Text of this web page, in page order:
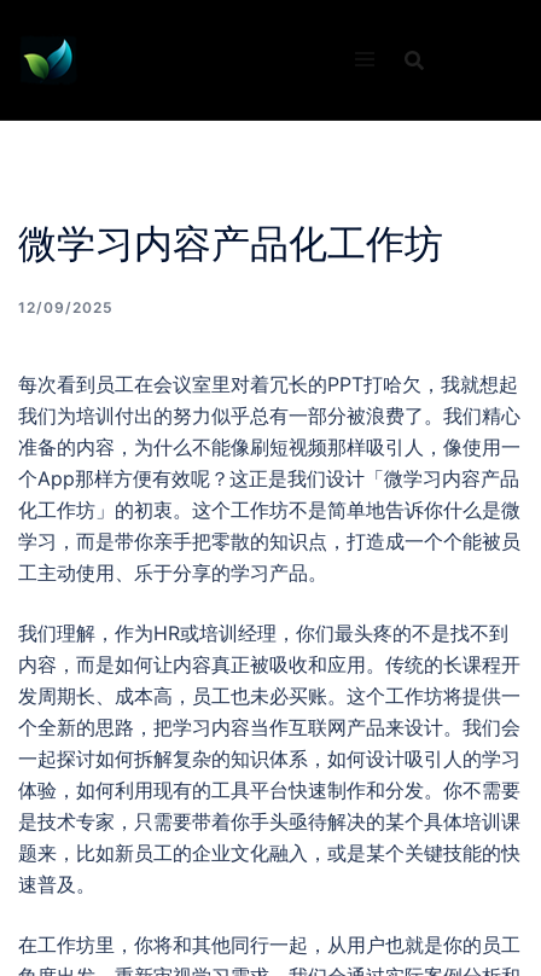
content
微学习内容产品化工作坊
12/09/2025
每次看到员工在会议室里对着冗长的PPT打哈欠，我就想起
我们为培训付出的努力似乎总有一部分被浪费了。我们精心
准备的内容，为什么不能像刷短视频那样吸引人，像使用一
个App那样方便有效呢？这正是我们设计「微学习内容产品
化工作坊」的初衷。这个工作坊不是简单地告诉你什么是微
学习，而是带你亲手把零散的知识点，打造成一个个能被员
工主动使用、乐于分享的学习产品。
我们理解，作为HR或培训经理，你们最头疼的不是找不到
内容，而是如何让内容真正被吸收和应用。传统的长课程开
发周期长、成本高，员工也未必买账。这个工作坊将提供一
个全新的思路，把学习内容当作互联网产品来设计。我们会
一起探讨如何拆解复杂的知识体系，如何设计吸引人的学习
体验，如何利用现有的工具平台快速制作和分发。你不需要
是技术专家，只需要带着你手头亟待解决的某个具体培训课
题来，比如新员工的企业文化融入，或是某个关键技能的快
速普及。
在工作坊里，你将和其他同行一起，从用户也就是你的员工